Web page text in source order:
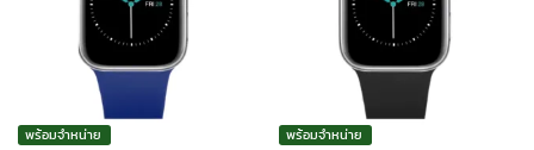
พร้อมจำหน่าย พร้อมจำหน่าย